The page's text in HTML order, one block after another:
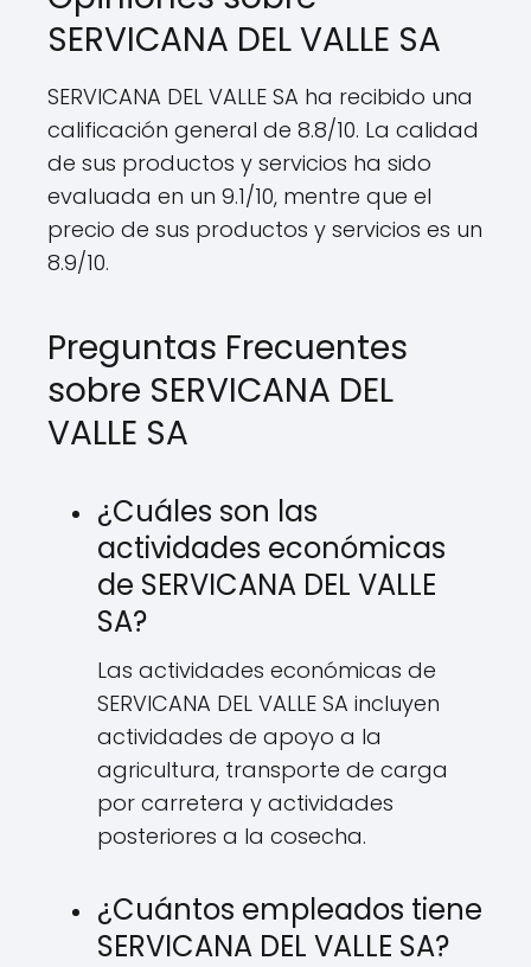
SERVICANA DEL VALLE SA
SERVICANA DEL VALLE SA ha recibido una
calificación general de 8.8/10. La calidad
de sus productos y servicios ha sido
evaluada en un 9.1/10, mentre que el
precio de sus productos y servicios es un
8.9/10.
Preguntas Frecuentes
sobre SERVICANA DEL
VALLE SA
¿Cuáles son las
actividades económicas
de SERVICANA DEL VALLE
SA?
Las actividades económicas de
SERVICANA DEL VALLE SA incluyen
actividades de apoyo a la
agricultura, transporte de carga
por carretera y actividades
posteriores a la cosecha.
¿Cuántos empleados tiene
SERVICANA DEL VALLE SA?